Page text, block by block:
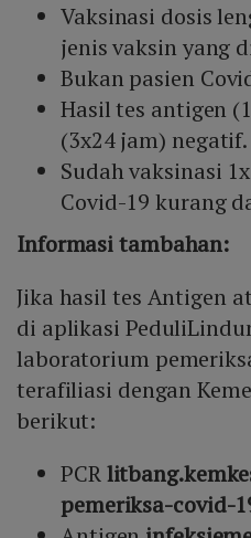
Vaksinasi dosis
jenis vaksin yang
Bukan pasien
Hasil tes antigen
(3x24 jam) negatif.
Sudah vaksinasi
Covid-19 kurang
Informasi tambahan:
Jika hasil tes Antigen
di aplikasi
laboratorium
terafiliasi dengan
berikut:
PCR
pemeriksa-covid-